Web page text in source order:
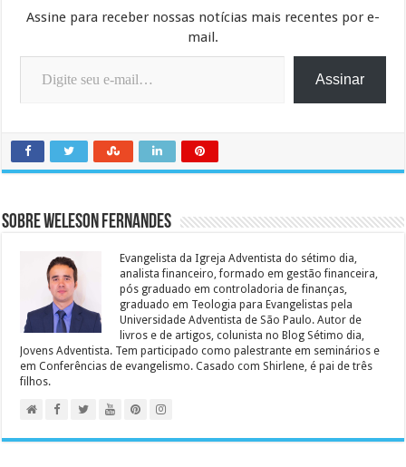
Assine para receber nossas notícias mais recentes por e-
mail.
Digite seu e-mail…
Assinar
Sobre Weleson Fernandes
Evangelista da Igreja Adventista do sétimo dia,
analista financeiro, formado em gestão financeira,
pós graduado em controladoria de finanças,
graduado em Teologia para Evangelistas pela
Universidade Adventista de São Paulo. Autor de
livros e de artigos, colunista no Blog Sétimo dia,
Jovens Adventista. Tem participado como palestrante em seminários e
em Conferências de evangelismo. Casado com Shirlene, é pai de três
filhos.